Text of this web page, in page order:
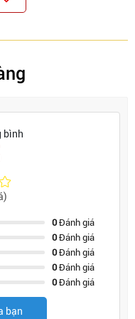
tìm kiếm ghế ngồi
0888830128
bình
0Đánh giá
0Đánh giá
0Đánh giá
0Đánh giá
0Đánh giá
bạn